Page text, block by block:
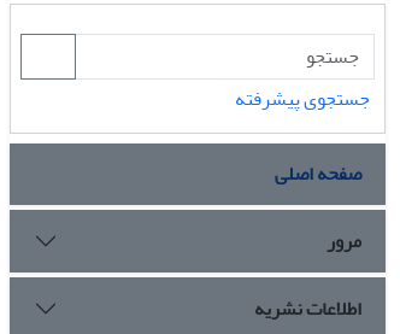
جستجوی پیشرفته
صفحه اصلی
مرور
اطلاعات نشریه